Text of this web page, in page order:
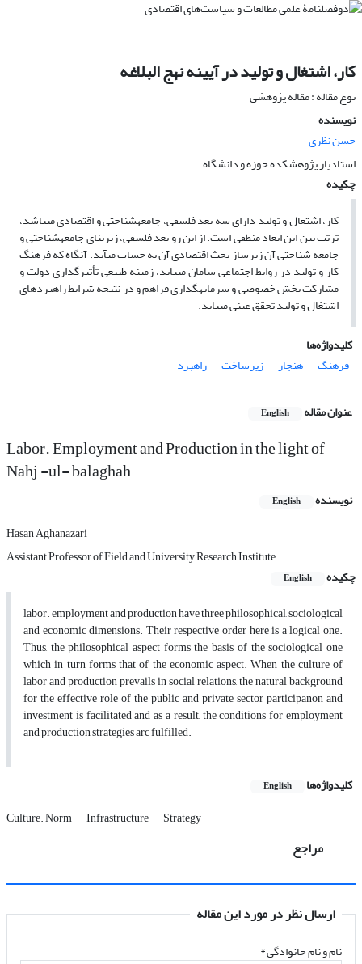
کار، اشتغال و تولید در آیینه نهج البلاغه
نوع مقاله : مقاله پژوهشی
نویسنده
حسن نظرى
استادیار پژوهشکده حوزه و دانشگاه.
چکیده
کار، اشتغال و تولید داراى سه بعد فلسفى، جامعه‏شناختى و اقتصادى مى‏باشد،
ترتب بین این ابعاد منطقى است. از این رو بعد فلسفى، زیربناى جامعه‏شناختى و
جامعه شناختى آن زیرساز بحث اقتصادى آن به حساب مى‏آید. آنگاه که فرهنگ
کار و تولید در روابط اجتماعى سامان مى‏یابد، زمینه طبیعى تأثیرگذارى دولت و
مشارکت بخش خصوصى و سرمایه‏گذارى فراهم و در نتیجه شرایط راهبردهاى
اشتغال و تولید تحقق عینى مى‏یابد.
کلیدواژه‌ها
فرهنگ
هنجار زیرساخت راهبرد
عنوان مقاله English
Labor. Employment and Production in the light of
Nahj -ul- balaghah
نویسنده English
Hasan Aghanazari
Assistant Professor of Field and University Research Institute
چکیده
English
labor. employment and production have three philosophical, sociological
and economic dimensions. Their respective order here is a logical one.
Thus, the philosophical aspect forms the basis of the sociological one
which in turn forms that of the economic aspect. When the culture of
labor and production prevails in social relations, the natural background
for the effective role of the public and private sector participanon and
investment is facilitated and as a result, the conditions for employment
and production strategies arc fulfilled.
کلیدواژه‌ها English
Culture. Norm Infrastructure Strategy
مراجع
ارسال نظر در مورد این مقاله
نام و نام خانوادگی*